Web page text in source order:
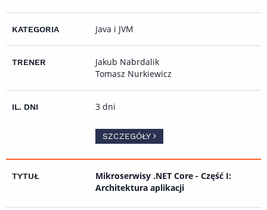
Java i JVM
Jakub Nabrdalik
Tomasz Nurkiewicz
3 dni
SZCZEGÓŁY
Mikroserwisy .NET Core - Część I:
Architektura aplikacji